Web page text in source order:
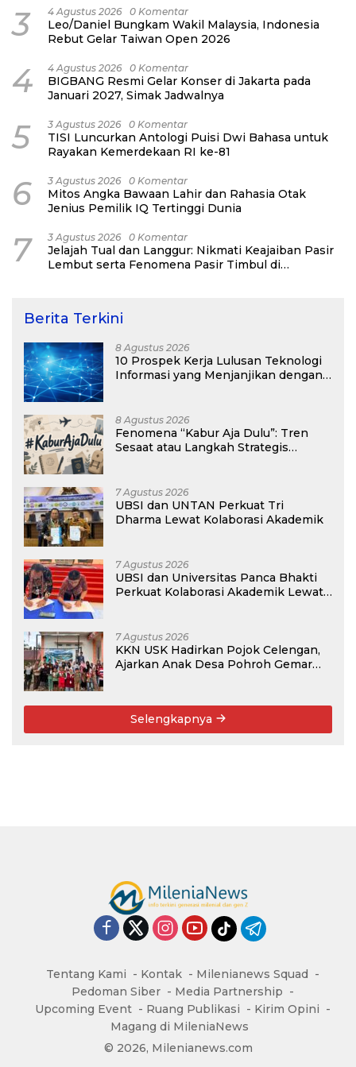
3 4 Agustus 2026 0 Komentar
Leo/Daniel Bungkam Wakil Malaysia, Indonesia
Rebut Gelar Taiwan Open 2026
4 4 Agustus 2026 0 Komentar
BIGBANG Resmi Gelar Konser di Jakarta pada
Januari 2027, Simak Jadwalnya
5 3 Agustus 2026 0 Komentar
TISI Luncurkan Antologi Puisi Dwi Bahasa untuk
Rayakan Kemerdekaan RI ke-81
6 3 Agustus 2026 0 Komentar
Mitos Angka Bawaan Lahir dan Rahasia Otak
Jenius Pemilik IQ Tertinggi Dunia
7 3 Agustus 2026 0 Komentar
Jelajah Tual dan Langgur: Nikmati Keajaiban Pasir
Lembut serta Fenomena Pasir Timbul di
Berita Terkini
8 Agustus 2026
10 Prospek Kerja Lulusan Teknologi
Informasi yang Menjanjikan dengan
8 Agustus 2026
Fenomena “Kabur Aja Dulu”: Tren
Sesaat atau Langkah Strategis
7 Agustus 2026
UBSI dan UNTAN Perkuat Tri
Dharma Lewat Kolaborasi Akademik
7 Agustus 2026
UBSI dan Universitas Panca Bhakti
Perkuat Kolaborasi Akademik Lewat
7 Agustus 2026
KKN USK Hadirkan Pojok Celengan,
Ajarkan Anak Desa Pohroh Gemar
Selengkapnya
Tentang Kami Kontak
Milenianews Squad
Pedoman Siber
Media Partnership
Upcoming Event
Ruang Publikasi
Kirim Opini
Magang di MileniaNews
© 2026, Milenianews.com